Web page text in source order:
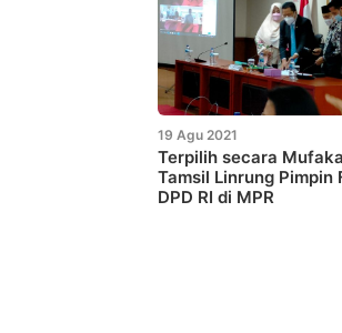
19 Agu 2021
Terpilih secara
Tamsil Linrung Pimpin
DPD RI di MPR